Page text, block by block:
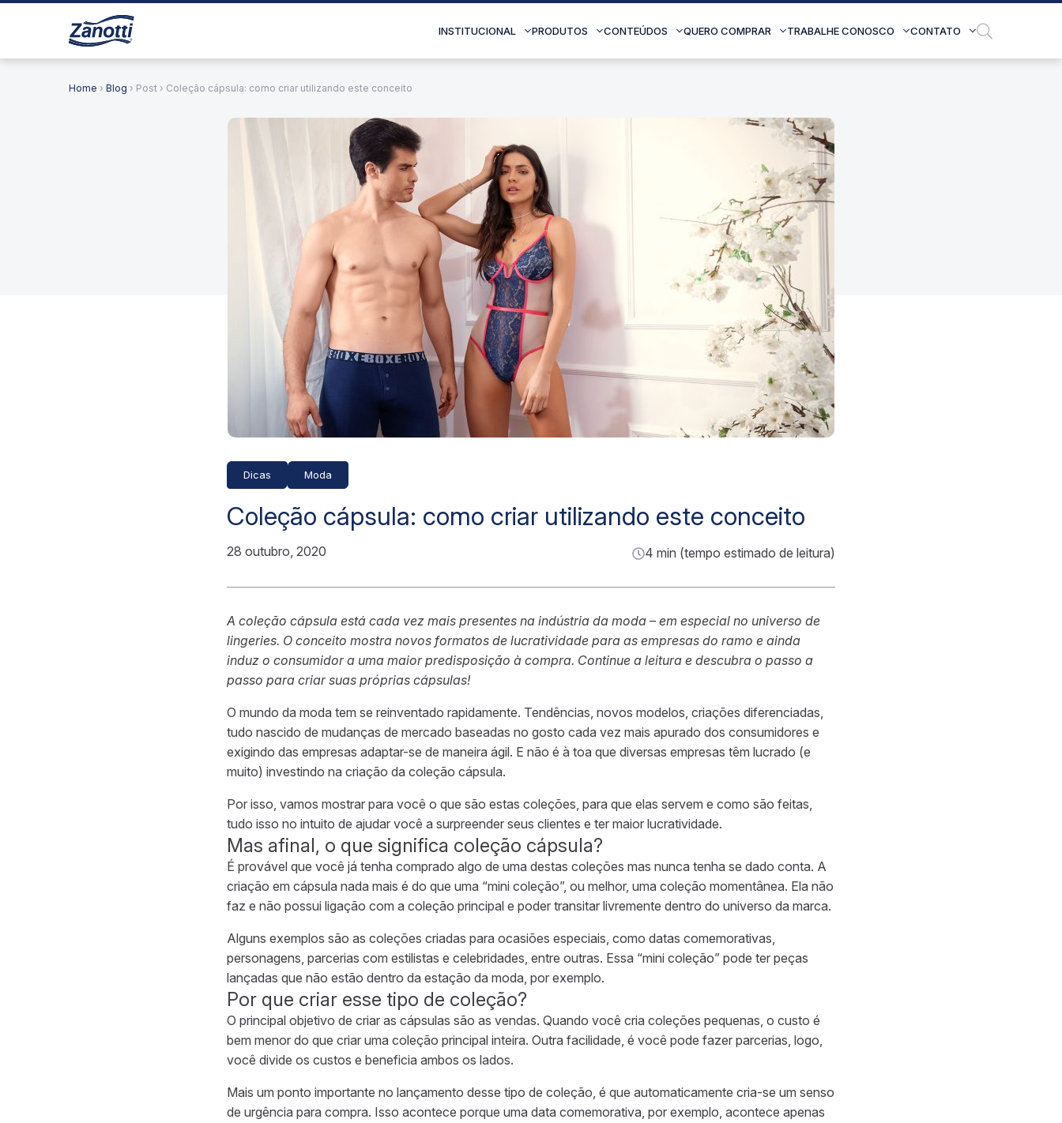
INSTITUCIONAL PRODUTOS CONTEÚDOS QUERO COMPRAR TRABALHE CONOSCO CONTATO
Home › Blog › Post › Coleção cápsula: como criar utilizando este conceito
Dicas Moda
Coleção cápsula: como criar utilizando este conceito
28 outubro, 2020 4 min (tempo estimado de leitura)
A coleção cápsula está cada vez mais presentes na indústria da moda – em especial no universo de
lingeries. O conceito mostra novos formatos de lucratividade para as empresas do ramo e ainda
induz o consumidor a uma maior predisposição à compra. Continue a leitura e descubra o passo a
passo para criar suas próprias cápsulas!
O mundo da moda tem se reinventado rapidamente. Tendências, novos modelos, criações diferenciadas,
tudo nascido de mudanças de mercado baseadas no gosto cada vez mais apurado dos consumidores e
exigindo das empresas adaptar-se de maneira ágil. E não é à toa que diversas empresas têm lucrado (e
muito) investindo na criação da coleção cápsula.
Por isso, vamos mostrar para você o que são estas coleções, para que elas servem e como são feitas,
tudo isso no intuito de ajudar você a surpreender seus clientes e ter maior lucratividade.
Mas afinal, o que significa coleção cápsula?
É provável que você já tenha comprado algo de uma destas coleções mas nunca tenha se dado conta. A
criação em cápsula nada mais é do que uma “mini coleção”, ou melhor, uma coleção momentânea. Ela não
faz e não possui ligação com a coleção principal e poder transitar livremente dentro do universo da marca.
Alguns exemplos são as coleções criadas para ocasiões especiais, como datas comemorativas,
personagens, parcerias com estilistas e celebridades, entre outras. Essa “mini coleção” pode ter peças
lançadas que não estão dentro da estação da moda, por exemplo.
Por que criar esse tipo de coleção?
O principal objetivo de criar as cápsulas são as vendas. Quando você cria coleções pequenas, o custo é
bem menor do que criar uma coleção principal inteira. Outra facilidade, é você pode fazer parcerias, logo,
você divide os custos e beneficia ambos os lados.
Mais um ponto importante no lançamento desse tipo de coleção, é que automaticamente cria-se um senso
de urgência para compra. Isso acontece porque uma data comemorativa, por exemplo, acontece apenas